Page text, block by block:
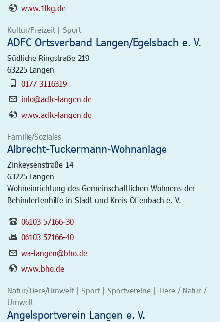
www.1lkg.de
Kultur/Freizeit | Sport
ADFC Ortsverband Langen/Egelsbach e. V.
Südliche Ringstraße 219
63225 Langen
0177 3116319
info@adfc-langen.de
www.adfc-langen.de
Familie/Soziales
Albrecht-Tuckermann-Wohnanlage
Zinkeysenstraße 14
63225 Langen
Wohneinrichtung des Gemeinschaftlichen Wohnens der
Behindertenhilfe in Stadt und Kreis Offenbach e. V.
06103 57166-30
06103 57166-40
wa-langen@bho.de
www.bho.de
Natur/Tiere/Umwelt | Sport | Sportvereine | Tiere / Natur /
Umwelt
Angelsportverein Langen e. V.